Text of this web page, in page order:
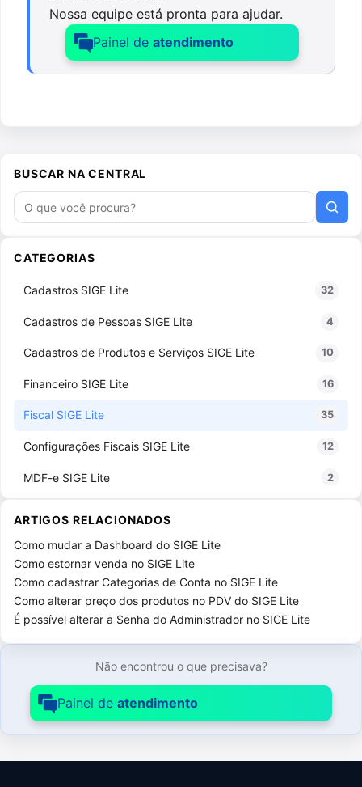
Nossa equipe está pronta para ajudar.
Painel de atendimento
BUSCAR NA CENTRAL
Buscar artigos
CATEGORIAS
Cadastros SIGE Lite 32
Cadastros de Pessoas SIGE Lite 4
Cadastros de Produtos e Serviços SIGE Lite 10
Financeiro SIGE Lite 16
Fiscal SIGE Lite 35
Configurações Fiscais SIGE Lite 12
MDF-e SIGE Lite 2
Foods SIGE Lite
Relatórios do SIGE Lite
Serviços SIGE Lite
PDV SIGE Lite
Pedidos e Orçamentos SIGE Lite 4
ARTIGOS RELACIONADOS
Como mudar a Dashboard do SIGE Lite
Como estornar venda no SIGE Lite
Como cadastrar Categorias de Conta no SIGE Lite
Como alterar preço dos produtos no PDV do SIGE Lite
É possível alterar a Senha do Administrador no SIGE Lite
Não encontrou o que precisava?
Painel de atendimento